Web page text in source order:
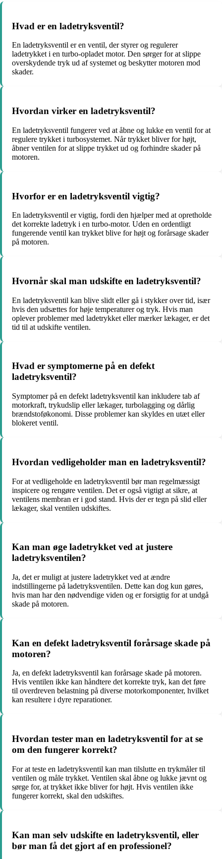
Hvad er en ladetryksventil?
En ladetryksventil er en ventil, der styrer og regulerer
ladetrykket i en turbo-opladet motor. Den sørger for at slippe
overskydende tryk ud af systemet og beskytter motoren mod
skader.
Hvordan virker en ladetryksventil?
En ladetryksventil fungerer ved at åbne og lukke en ventil for at
regulere trykket i turbosystemet. Når trykket bliver for højt,
åbner ventilen for at slippe trykket ud og forhindre skader på
motoren.
Hvorfor er en ladetryksventil vigtig?
En ladetryksventil er vigtig, fordi den hjælper med at opretholde
det korrekte ladetryk i en turbo-motor. Uden en ordentligt
fungerende ventil kan trykket blive for højt og forårsage skader
på motoren.
Hvornår skal man udskifte en ladetryksventil?
En ladetryksventil kan blive slidt eller gå i stykker over tid, især
hvis den udsættes for høje temperaturer og tryk. Hvis man
oplever problemer med ladetrykket eller mærker lækager, er det
tid til at udskifte ventilen.
Hvad er symptomerne på en defekt
ladetryksventil?
Symptomer på en defekt ladetryksventil kan inkludere tab af
motorkraft, trykudslip eller lækager, turbolagging og dårlig
brændstoføkonomi. Disse problemer kan skyldes en utæt eller
blokeret ventil.
Hvordan vedligeholder man en ladetryksventil?
For at vedligeholde en ladetryksventil bør man regelmæssigt
inspicere og rengøre ventilen. Det er også vigtigt at sikre, at
ventilens membran er i god stand. Hvis der er tegn på slid eller
lækager, skal ventilen udskiftes.
Kan man øge ladetrykket ved at justere
ladetryksventilen?
Ja, det er muligt at justere ladetrykket ved at ændre
indstillingerne på ladetryksventilen. Dette kan dog kun gøres,
hvis man har den nødvendige viden og er forsigtig for at undgå
skade på motoren.
Kan en defekt ladetryksventil forårsage skade på
motoren?
Ja, en defekt ladetryksventil kan forårsage skade på motoren.
Hvis ventilen ikke kan håndtere det korrekte tryk, kan det føre
til overdreven belastning på diverse motorkomponenter, hvilket
kan resultere i dyre reparationer.
Hvordan tester man en ladetryksventil for at se
om den fungerer korrekt?
For at teste en ladetryksventil kan man tilslutte en trykmåler til
ventilen og måle trykket. Ventilen skal åbne og lukke jævnt og
sørge for, at trykket ikke bliver for højt. Hvis ventilen ikke
fungerer korrekt, skal den udskiftes.
Kan man selv udskifte en ladetryksventil, eller
bør man få det gjort af en professionel?